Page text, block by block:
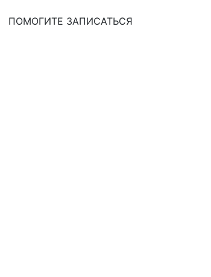
ПОМОГИТЕ ЗАПИСАТЬСЯ